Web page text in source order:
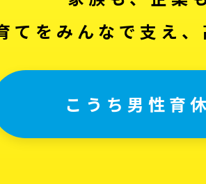
てをみんなで支え
こうち男性育